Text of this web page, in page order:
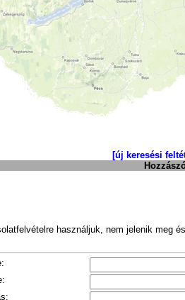
[új keresési
használjuk, nem jelenik meg